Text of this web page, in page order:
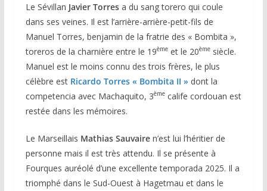
Le Sévillan Javier Torres a du sang torero qui coule
dans ses veines. Il est l’arrière-arrière-petit-fils de
Manuel Torres, benjamin de la fratrie des « Bombita »,
toreros de la charnière entre le 19èmeet le 20èmesiècle.
Manuel est le moins connu des trois frères, le plus
célèbre est Ricardo Torres « Bombita II » dont la
competencia avec Machaquito, 3èmecalife cordouan est
restée dans les mémoires.
Le Marseillais Mathias Sauvaire n’est lui l’héritier de
personne mais il est très attendu. Il se présente à
Fourques auréolé d’une excellente temporada 2025. Il a
triomphé dans le Sud-Ouest à Hagetmau et dans le